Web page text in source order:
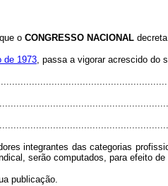
o CONGRESSO NACIONAL
de 1973, passa a vigorar acrescido do
integrantes das categorias
serão computados, para efeito
publicação.